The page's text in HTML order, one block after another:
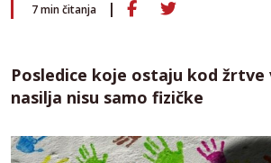
7min čitanja
Posledice koje ostaju kod žrtve
nasilja nisu samo fizičke